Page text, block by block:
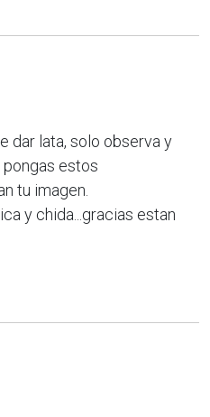
dar lata, solo observa y
pongas estos
tu imagen.
y chida...gracias estan